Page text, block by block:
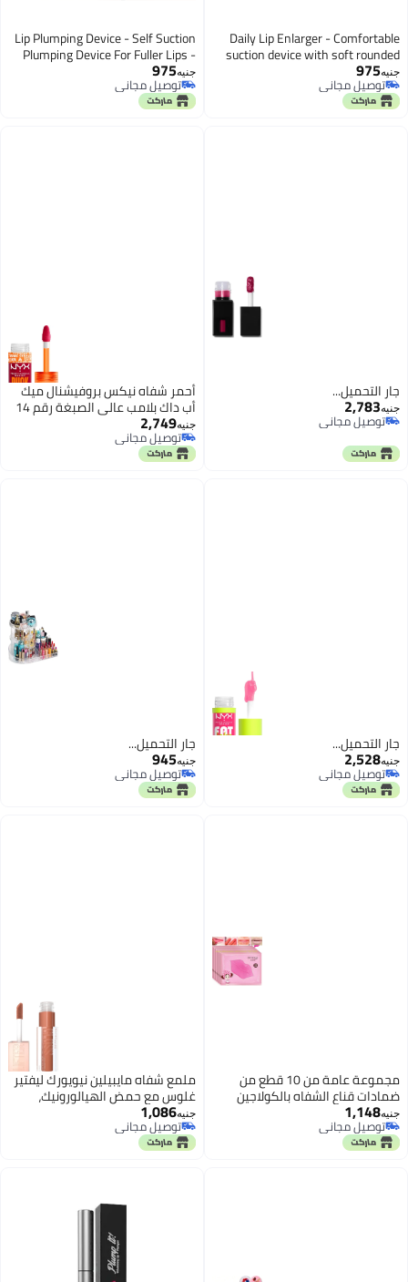
Daily Lip Enlarger - Comfortable
suction device with soft rounded
heads for natural, non-invasive lip
plumping
جنيه975
توصيل مجاني
توصيل مجاني
Lip Plumping Device - Self Suction
Plumping Device For Fuller Lips -
Plump in Seconds - Natural Instant
Lip Enhancement
جنيه975
توصيل مجاني
توصيل مجاني
جارٍ التحميل...
جنيه2,783
توصيل مجاني
توصيل مجاني
أحمر شفاه نيكس بروفيشنال ميك
أب داك بلامب عالي الصبغة رقم 14
جنيه2,749
توصيل مجاني
توصيل مجاني
جارٍ التحميل...
جنيه2,528
توصيل مجاني
توصيل مجاني
جارٍ التحميل...
جنيه945
توصيل مجاني
توصيل مجاني
مجموعة عامة من 10 قطع من
ضمادات قناع الشفاه بالكولاجين
الكريستالي لتكبير الشفاه، غنية
بخلاصة الترطيب، مضادة للشيخوخة
والتجاعيد، تحتوي على جل لتكبير
جنيه1,148
توصيل مجاني
توصيل مجاني
ملمع شفاه مايبيلين نيويورك ليفتير
غلوس مع حمض الهيالورونيك،
ملمع شفاه مرطب، لمعان عالٍ،
مرطب، 027 - توفي
جنيه1,086
توصيل مجاني
توصيل مجاني